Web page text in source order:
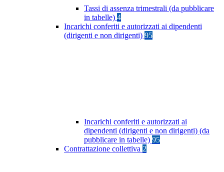
Tassi di assenza trimestrali (da pubblicare
in tabelle) 4
Incarichi conferiti e autorizzati ai dipendenti
(dirigenti e non dirigenti) 95
Incarichi conferiti e autorizzati ai
dipendenti (dirigenti e non dirigenti) (da
pubblicare in tabelle) 95
Contrattazione collettiva 2